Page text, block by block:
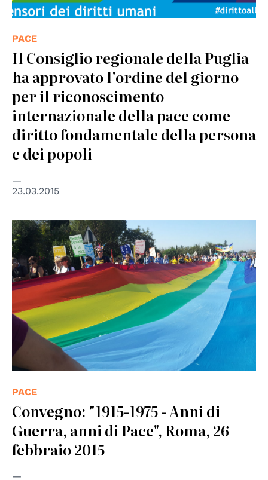
PACE
Il Consiglio regionale della Puglia
ha approvato l'ordine del giorno
per il riconoscimento
internazionale della pace come
diritto fondamentale della persona
e dei popoli
23.03.2015
PACE
Convegno: "1915-1975 - Anni di
Guerra, anni di Pace", Roma, 26
febbraio 2015